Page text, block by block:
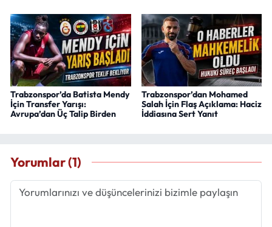
Trabzonspor’da Batista Mendy
İçin Transfer Yarışı:
Avrupa’dan Üç Talip Birden
Trabzonspor’dan Mohamed
Salah İçin Flaş Açıklama: Haciz
İddiasına Sert Yanıt
Yorumlar (1)